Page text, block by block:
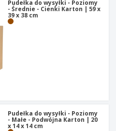
Pudełka do wysyłki - Poziomy
- Średnie - Cienki Karton | 59 x
39 x 38 cm
Pudełka do wysyłki - Poziomy
- Małe - Podwójna Karton | 20
x 14 x 14 cm